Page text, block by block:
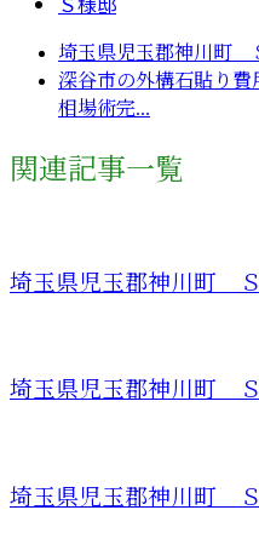
埼玉県児玉郡神川町
深谷市の外構石貼り費
相場術完...
関連記事一覧
埼玉県児玉郡神川町
埼玉県児玉郡神川町
埼玉県児玉郡神川町